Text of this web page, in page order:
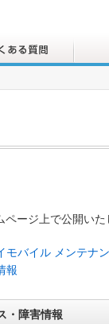
ージ上で公開いた
モバイル メンテナ
報
・障害情報